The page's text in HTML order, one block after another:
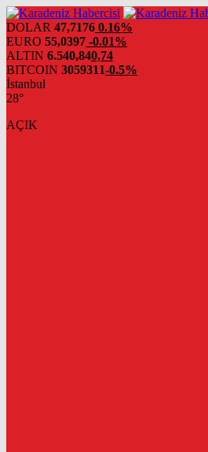
DOLAR 47,7176 0.16%
EURO 55,0397 -0.01%
ALTIN 6.540,840,74
BITCOIN 3059311-0.5%
İstanbul
28°
AÇIK